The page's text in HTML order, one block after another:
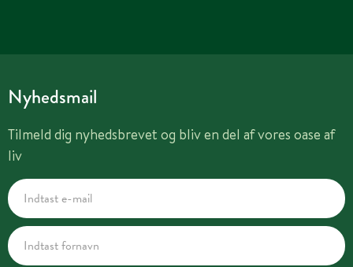
Nyhedsmail
Tilmeld dig nyhedsbrevet og bliv en del af vores oase af
liv